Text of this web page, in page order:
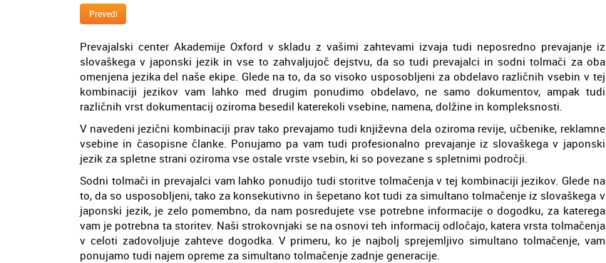
Prevedi
Prevajalski center Akademije Oxford v skladu z vašimi zahtevami izvaja tudi neposredno prevajanje iz
slovaškega v japonski jezik in vse to zahvaljujoč dejstvu, da so tudi prevajalci in sodni tolmači za oba
omenjena jezika del naše ekipe. Glede na to, da so visoko usposobljeni za obdelavo različnih vsebin v tej
kombinaciji jezikov vam lahko med drugim ponudimo obdelavo, ne samo dokumentov, ampak tudi
različnih vrst dokumentacij oziroma besedil katerekoli vsebine, namena, dolžine in kompleksnosti.
V navedeni jezični kombinaciji prav tako prevajamo tudi književna dela oziroma revije, učbenike, reklamne
vsebine in časopisne članke. Ponujamo pa vam tudi profesionalno prevajanje iz slovaškega v japonski
jezik za spletne strani oziroma vse ostale vrste vsebin, ki so povezane s spletnimi področji.
Sodni tolmači in prevajalci vam lahko ponudijo tudi storitve tolmačenja v tej kombinaciji jezikov. Glede na
to, da so usposobljeni, tako za konsekutivno in šepetano kot tudi za simultano tolmačenje iz slovaškega v
japonski jezik, je zelo pomembno, da nam posredujete vse potrebne informacije o dogodku, za katerega
vam je potrebna ta storitev. Naši strokovnjaki se na osnovi teh informacij odločajo, katera vrsta tolmačenja
v celoti zadovoljuje zahteve dogodka. V primeru, ko je najbolj sprejemljivo simultano tolmačenje, vam
ponujamo tudi najem opreme za simultano tolmačenje zadnje generacije.